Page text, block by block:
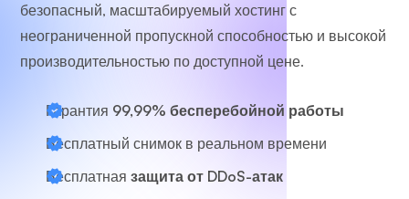
безопасный, масштабируемый хостинг с
неограниченной пропускной способностью и высокой
производительностью по доступной цене.
Гарантия 99,99% бесперебойной работы
Бесплатный снимок в реальном времени
Бесплатная защита от DDoS-атак